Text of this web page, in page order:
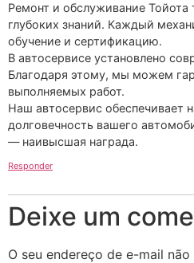
Ремонт и обслуживание Тойота
глубоких знаний. Каждый
обучение и сертификацию.
В автосервисе установлено
Благодаря этому, мы можем
выполняемых работ.
Наш автосервис обеспечивает
долговечность вашего
— наивысшая награда.
Responder
Deixe um
O seu endereço de e-mail